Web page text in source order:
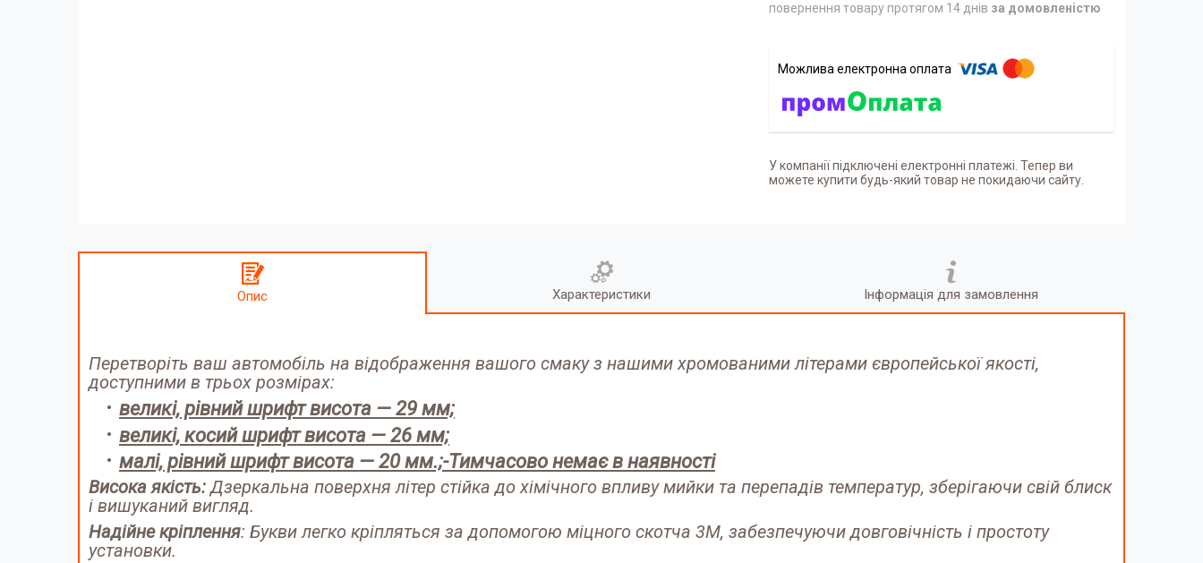
повернення товару протягом 14 днів за домовленістю
У компанії підключені електронні платежі. Тепер ви
можете купити будь-який товар не покидаючи сайту.
Опис Характеристики Інформація для замовлення
Перетворіть ваш автомобіль на відображення вашого смаку з нашими хромованими літерами європейської якості,
доступними в трьох розмірах:
великі, рівний шрифт висота — 29 мм;
великі, косий шрифт висота — 26 мм;
малі, рівний шрифт висота — 20 мм.;-Тимчасово немає в наявності
Висока якість:Дзеркальна поверхня літер стійка до хімічного впливу мийки та перепадів температур, зберігаючи свій блиск
і вишуканий вигляд.
Надійне кріплення: Букви легко кріпляться за допомогою міцного скотча 3M, забезпечуючи довговічність і простоту
установки.